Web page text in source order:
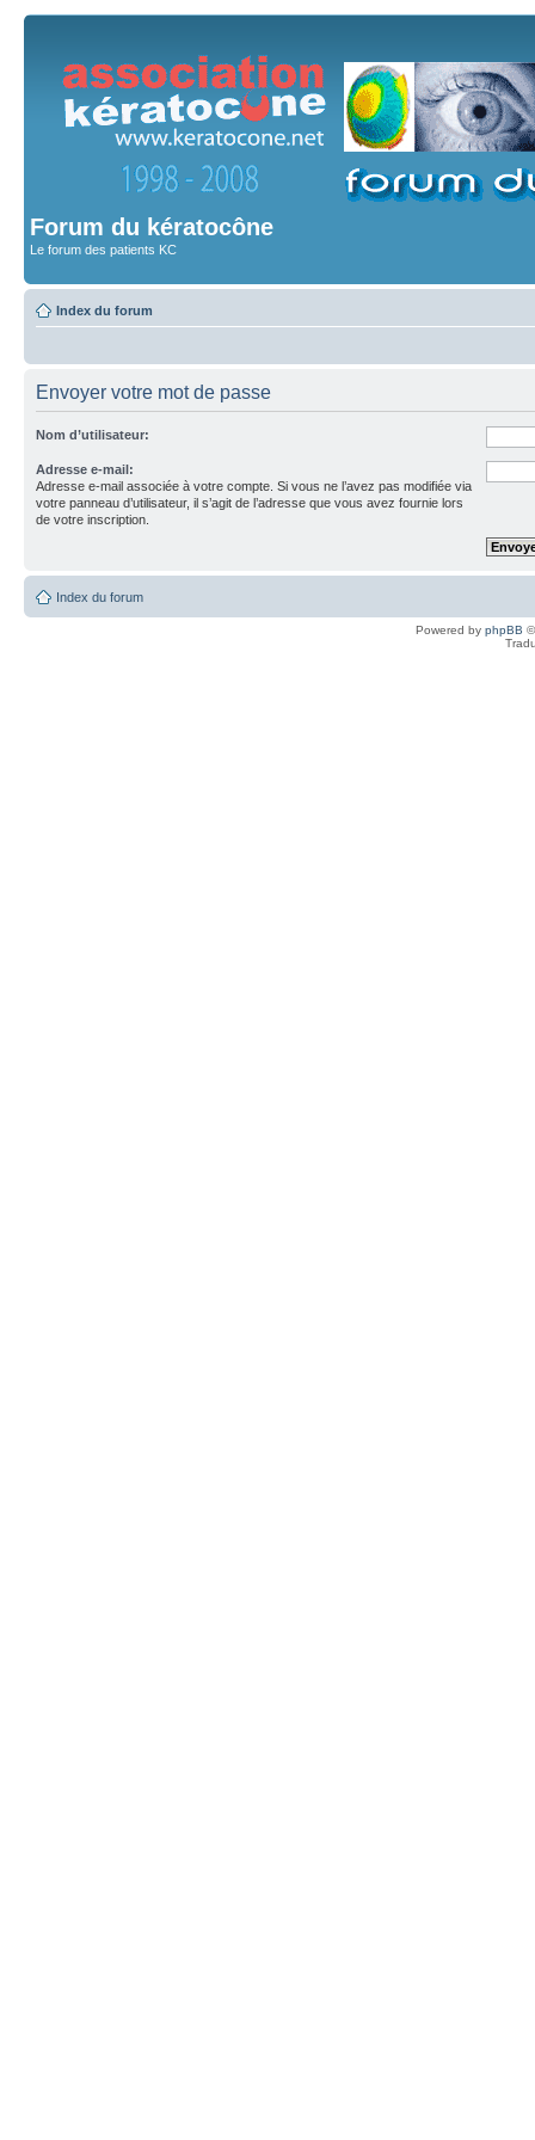
Forum du kératocône
Le forum des patients KC
Index du forum
Envoyer votre mot de passe
Nom d’utilisateur:
Adresse e-mail:
Adresse e-mail associée à votre compte. Si vous ne l’avez pas modifiée via
votre panneau d’utilisateur, il s’agit de l’adresse que vous avez fournie lors
de votre inscription.
Index du forum
Powered by phpBB